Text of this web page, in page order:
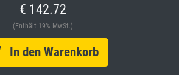
€ 142.72
(Enthält 19% MwSt.)
In den Warenkorb